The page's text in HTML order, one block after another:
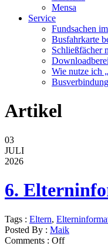
Mensa
Service
Fundsachen
Busfahrkarte
Schließfächer
Wie nutze ich
Artikel
03
JULI
2026
6.
Tags : Eltern,
Posted By : Maik
Comments : Off